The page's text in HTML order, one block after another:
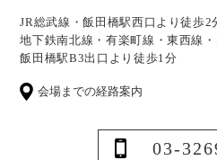
JR総武線・飯田橋駅西口より徒歩2
地下鉄南北線・有楽町線・東西線
飯田橋駅B3出口より徒歩1分
会場までの経路案内
03-